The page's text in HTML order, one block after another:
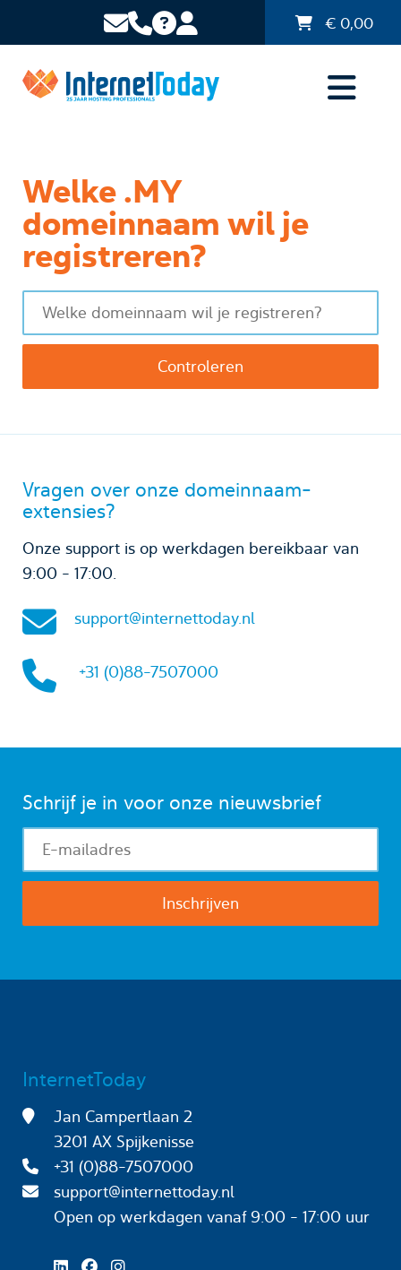
€ 0,00
Welke .MY
domeinnaam wil je
registreren?
Vragen over onze domeinnaam-
extensies?
Onze support is op werkdagen bereikbaar van
9:00 - 17:00.
support@internettoday.nl
+31 (0)88-7507000
Schrijf je in voor onze nieuwsbrief
InternetToday
Jan Campertlaan 2
3201 AX Spijkenisse
+31 (0)88-7507000
support@internettoday.nl
Open op werkdagen
vanaf 9:00 - 17:00 uur